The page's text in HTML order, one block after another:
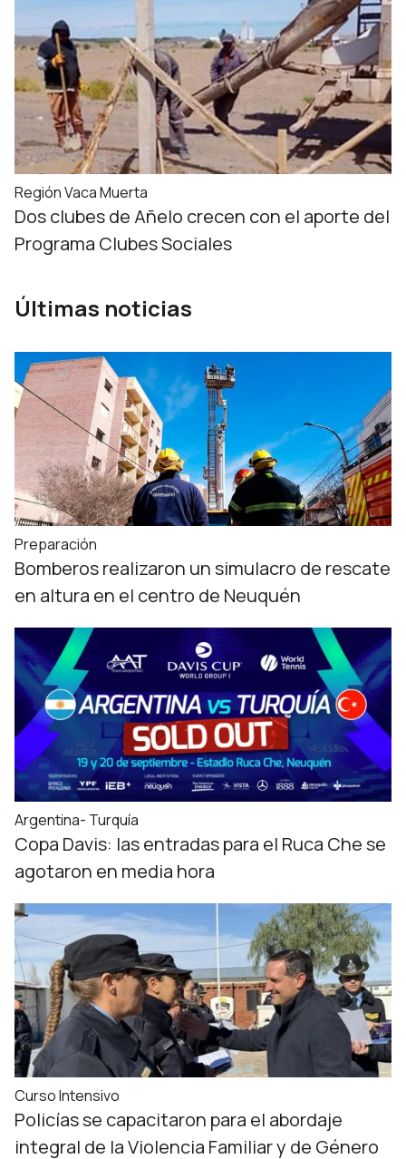
Región Vaca Muerta
Dos clubes de Añelo crecen con el aporte del
Programa Clubes Sociales
Últimas noticias
Preparación
Bomberos realizaron un simulacro de rescate
en altura en el centro de Neuquén
Argentina- Turquía
Copa Davis: las entradas para el Ruca Che se
agotaron en media hora
Curso Intensivo
Policías se capacitaron para el abordaje
integral de la Violencia Familiar y de Género